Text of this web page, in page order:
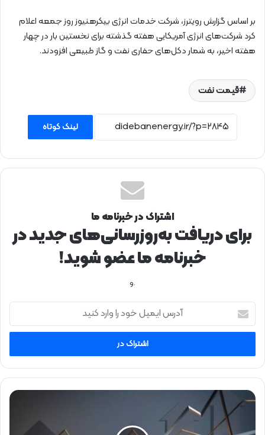
بر اساس گزارش رویترز، شرکت خدمات انرژی بیکرهنیوز روز جمعه اعلام
کرد شرکت‌های انرژی آمریکایی هفته گذشته برای نخستین بار در چهار
هفته اخیر، به شمار دکل‌های حفاری نفت و گاز طبیعی افزودند.
قیمت نفت
لینک کوتاه
اشتراک در خبرنامه ما
برای دریافت به‌روزرسانی‌های جدید در
خبرنامه ما عضو شوید!
.و
ر
ا
ی
ی
و
ط